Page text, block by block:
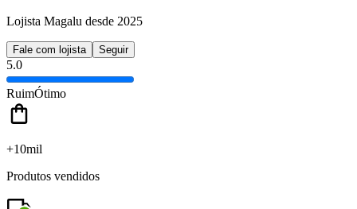
Lojista Magalu desde 2025
Fale com lojista Seguir
5.0
RuimÓtimo
+10mil
Produtos vendidos